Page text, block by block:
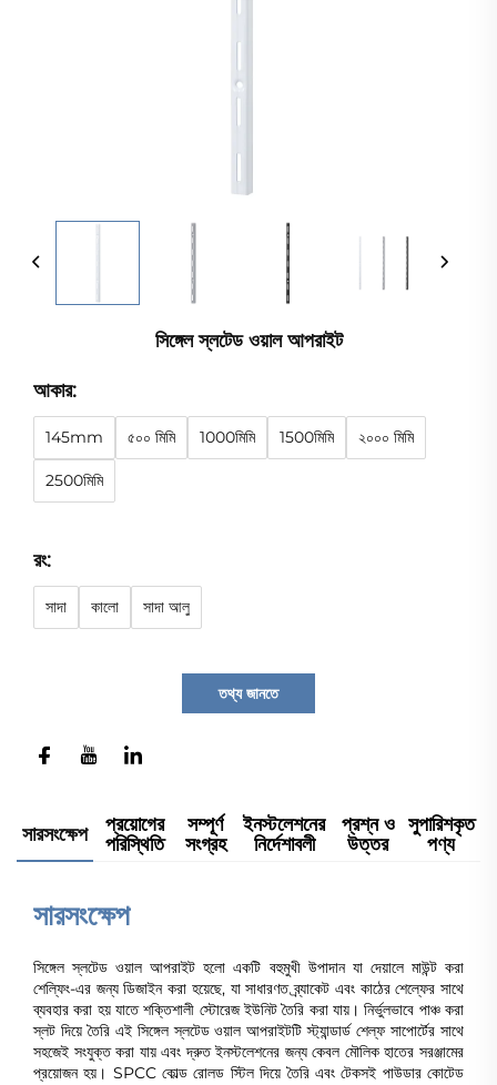
সিঙ্গেল স্লটেড ওয়াল আপরাইট
আকার:
145mm ৫০০ মিমি 1000মিমি 1500মিমি ২০০০ মিমি
2500মিমি
রং:
সাদা কালো সাদা আলু
তথ্য জানতে
সারসংক্ষেপ
প্রয়োগের
পরিস্থিতি
সম্পূর্ণ
সংগ্রহ
ইনস্টলেশনের
নির্দেশাবলী
প্রশ্ন ও
উত্তর
সুপারিশকৃত
পণ্য
সারসংক্ষেপ
সিঙ্গেল স্লটেড ওয়াল আপরাইট হলো একটি বহুমুখী উপাদান যা দেয়ালে মাউন্ট করা
শেল্ফিং-এর জন্য ডিজাইন করা হয়েছে, যা সাধারণত ব্র্যাকেট এবং কাঠের শেল্ফের সাথে
ব্যবহার করা হয় যাতে শক্তিশালী স্টোরেজ ইউনিট তৈরি করা যায়। নির্ভুলভাবে পাঞ্চ করা
স্লট দিয়ে তৈরি এই সিঙ্গেল স্লটেড ওয়াল আপরাইটটি স্ট্যান্ডার্ড শেল্ফ সাপোর্টের সাথে
সহজেই সংযুক্ত করা যায় এবং দ্রুত ইনস্টলেশনের জন্য কেবল মৌলিক হাতের সরঞ্জামের
প্রয়োজন হয়। SPCC কোল্ড রোলড স্টিল দিয়ে তৈরি এবং টেকসই পাউডার কোটেড